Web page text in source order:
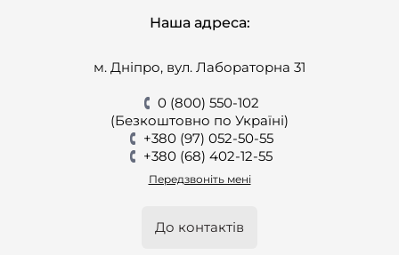
Наша адреса:
м. Дніпро, вул. Лабораторна 31
0 (800) 550-102
(Безкоштовно по Україні)
+380 (97) 052-50-55
+380 (68) 402-12-55
Передзвоніть мені
До контактів